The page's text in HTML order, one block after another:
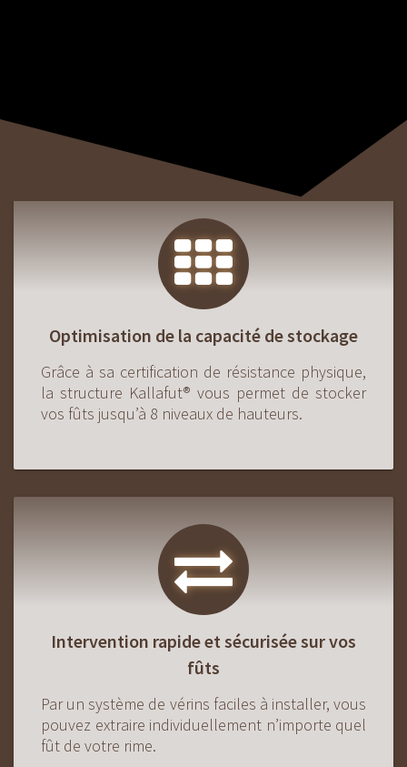
Optimisation de la capacité de stockage
Grâce à sa certification de résistance physique,
la structure Kallafut® vous permet de stocker
vos fûts jusqu’à 8 niveaux de hauteurs.
Intervention rapide et sécurisée sur vos
fûts
Par un système de vérins faciles à installer, vous
pouvez extraire individuellement n’importe quel
fût de votre rime.